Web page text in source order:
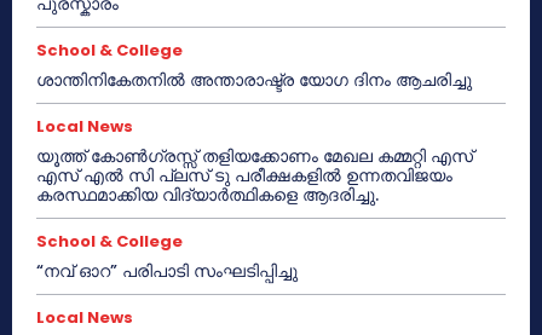
School & College
ശാന്തിനികേതനിൽ അന്താരാഷ്ട്ര യോഗ ദിനം ആചരിച്ചു
Local News
യൂത്ത് കോൺഗ്രസ്സ് തളിയക്കോണം മേഖല കമ്മറ്റി എസ്
എസ് എൽ സി പ്ലസ് ടു പരീക്ഷകളിൽ ഉന്നതവിജയം
കരസ്ഥമാക്കിയ വിദ്യാർത്ഥികളെ ആദരിച്ചു.
School & College
“നവ് ഓറ” പരിപാടി സംഘടിപ്പിച്ചു
Local News